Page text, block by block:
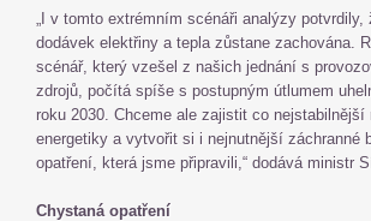
„I v tomto extrémním scénáři analýzy potvrdily,
dodávek elektřiny a tepla zůstane zachována.
scénář, který vzešel z našich jednání s
zdrojů, počítá spíše s postupným útlumem
roku 2030. Chceme ale zajistit co nejstabilnější
energetiky a vytvořit si i nejnutnější záchranné
opatření, která jsme připravili,“ dodává ministr
Chystaná opatření